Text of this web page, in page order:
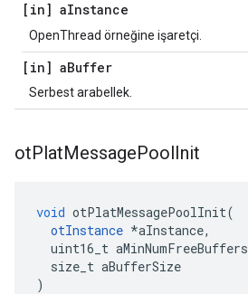
[in] aInstance
OpenThread örneğine işaretçi.
[in] aBuffer
Serbest arabellek.
otPlatMessagePoolInit
void otPlatMessagePoolInit(
otInstance *aInstance,
uint16_t aMinNumFreeBuffers
size_t aBufferSize
)